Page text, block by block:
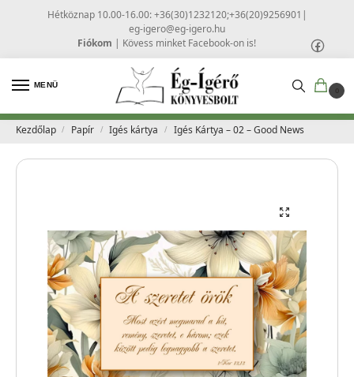
Hétköznap 10.00-16.00: +36(30)1232120;+36(20)9256901 |
eg-igero@eg-igero.hu
Fiókom | Kövess minket Facebook-on is!
MENÜ
0
Kezdőlap / Papír / Igés kártya / Igés Kártya – 02 – Good News